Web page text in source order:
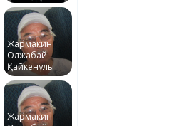
Жармакин
Олжабай
Қайкенұлы
Жармакин